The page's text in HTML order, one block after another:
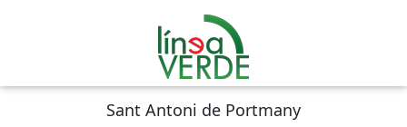
Sant Antoni de Portmany